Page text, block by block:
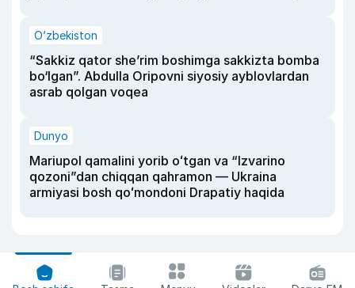
O‘zbekiston
“Sakkiz qator she’rim boshimga sakkizta bomba
bo‘lgan”. Abdulla Oripovni siyosiy ayblovlardan
asrab qolgan voqea
Dunyo
Mariupol qamalini yorib oʻtgan va “Izvarino
qozoni”dan chiqqan qahramon — Ukraina
armiyasi bosh qoʻmondoni Drapatiy haqida